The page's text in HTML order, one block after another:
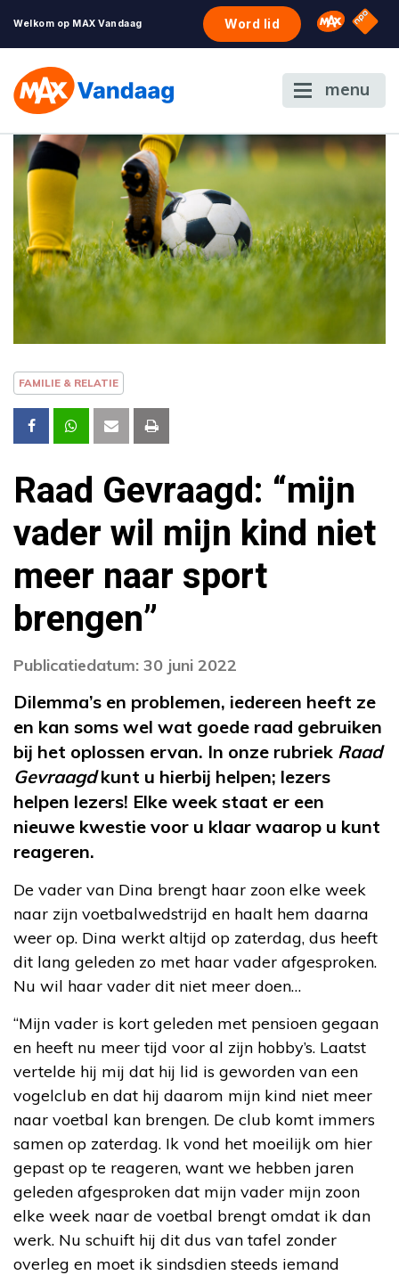
Welkom op MAX Vandaag Word lid Omroep
NPO
menu
FAMILIE & RELATIE
Raad Gevraagd: “mijn
vader wil mijn kind niet
meer naar sport
brengen”
Publicatiedatum: 30 juni 2022
Dilemma’s en problemen, iedereen heeft ze
en kan soms wel wat goede raad gebruiken
bij het oplossen ervan. In onze rubriek Raad
Gevraagdkunt u hierbij helpen; lezers
helpen lezers! Elke week staat er een
nieuwe kwestie voor u klaar waarop u kunt
reageren.
De vader van Dina brengt haar zoon elke week
naar zijn voetbalwedstrijd en haalt hem daarna
weer op. Dina werkt altijd op zaterdag, dus heeft
dit lang geleden zo met haar vader afgesproken.
Nu wil haar vader dit niet meer doen…
“Mijn vader is kort geleden met pensioen gegaan
en heeft nu meer tijd voor al zijn hobby’s. Laatst
vertelde hij mij dat hij lid is geworden van een
vogelclub en dat hij daarom mijn kind niet meer
naar voetbal kan brengen. De club komt immers
samen op zaterdag. Ik vond het moeilijk om hier
gepast op te reageren, want we hebben jaren
geleden afgesproken dat mijn vader mijn zoon
elke week naar de voetbal brengt omdat ik dan
werk. Nu schuift hij dit dus van tafel zonder
overleg en moet ik sindsdien steeds iemand